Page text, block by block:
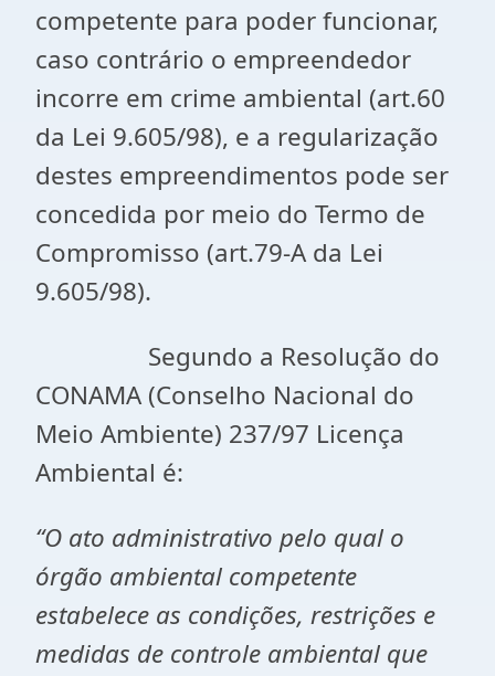
competente para poder funcionar,
caso contrário o empreendedor
incorre em crime ambiental (art.60
da Lei 9.605/98), e a regularização
destes empreendimentos pode ser
concedida por meio do Termo de
Compromisso (art.79-A da Lei
9.605/98).
Segundo a Resolução do
CONAMA (Conselho Nacional do
Meio Ambiente) 237/97 Licença
Ambiental é:
“O ato administrativo pelo qual o
órgão ambiental competente
estabelece as condições, restrições e
medidas de controle ambiental que